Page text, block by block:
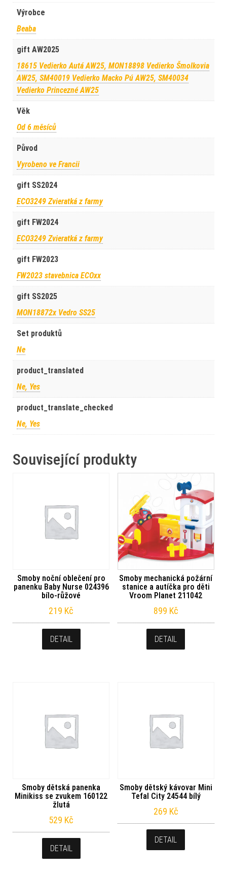
Výrobce
Beaba
gift AW2025
18615 Vedierko Autá AW25, MON18898 Vedierko Šmolkovia
AW25, SM40019 Vedierko Macko Pú AW25, SM40034
Vedierko Princezné AW25
Věk
Od 6 měsíců
Původ
Vyrobeno ve Francii
gift SS2024
ECO3249 Zvieratká z farmy
gift FW2024
ECO3249 Zvieratká z farmy
gift FW2023
FW2023 stavebnica ECOxx
gift SS2025
MON18872x Vedro SS25
Set produktů
Ne
product_translated
Ne, Yes
product_translate_checked
Ne, Yes
Související produkty
Smoby noční oblečení pro
panenku Baby Nurse 024396
bílo-růžové
219 Kč
DETAIL
Smoby mechanická požární
stanice a autíčka pro děti
Vroom Planet 211042
899 Kč
DETAIL
Smoby dětská panenka
Minikiss se zvukem 160122
žlutá
529 Kč
DETAIL
Smoby dětský kávovar Mini
Tefal City 24544 bílý
269 Kč
DETAIL